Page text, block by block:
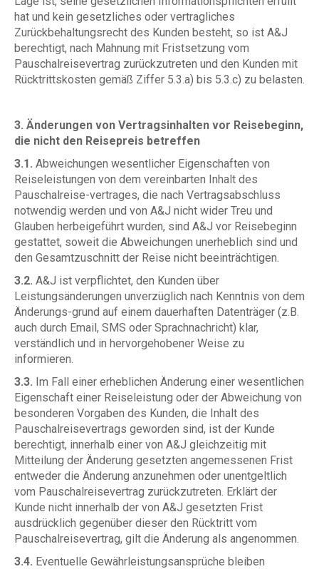
hat und kein gesetzliches oder vertragliches
Zurückbehaltungsrecht des Kunden besteht, so ist A&J
berechtigt, nach Mahnung mit Fristsetzung vom
Pauschalreisevertrag zurückzutreten und den Kunden mit
Rücktrittskosten gemäß Ziffer 5.3.a) bis 5.3.c) zu belasten.
3. Änderungen von Vertragsinhalten vor Reisebeginn,
die nicht den Reisepreis betreffen
3.1. Abweichungen wesentlicher Eigenschaften von
Reiseleistungen von dem vereinbarten Inhalt des
Pauschalreise-vertrages, die nach Vertragsabschluss
notwendig werden und von A&J nicht wider Treu und
Glauben herbeigeführt wurden, sind A&J vor Reisebeginn
gestattet, soweit die Abweichungen unerheblich sind und
den Gesamtzuschnitt der Reise nicht beeinträchtigen.
3.2. A&J ist verpflichtet, den Kunden über
Leistungsänderungen unverzüglich nach Kenntnis von dem
Änderungs-grund auf einem dauerhaften Datenträger (z.B.
auch durch Email, SMS oder Sprachnachricht) klar,
verständlich und in hervorgehobener Weise zu
informieren.
3.3. Im Fall einer erheblichen Änderung einer wesentlichen
Eigenschaft einer Reiseleistung oder der Abweichung von
besonderen Vorgaben des Kunden, die Inhalt des
Pauschalreisevertrags geworden sind, ist der Kunde
berechtigt, innerhalb einer von A&J gleichzeitig mit
Mitteilung der Änderung gesetzten angemessenen Frist
entweder die Änderung anzunehmen oder unentgeltlich
vom Pauschalreisevertrag zurückzutreten. Erklärt der
Kunde nicht innerhalb der von A&J gesetzten Frist
ausdrücklich gegenüber dieser den Rücktritt vom
Pauschalreisevertrag, gilt die Änderung als angenommen.
3.4. Eventuelle Gewährleistungsansprüche bleiben